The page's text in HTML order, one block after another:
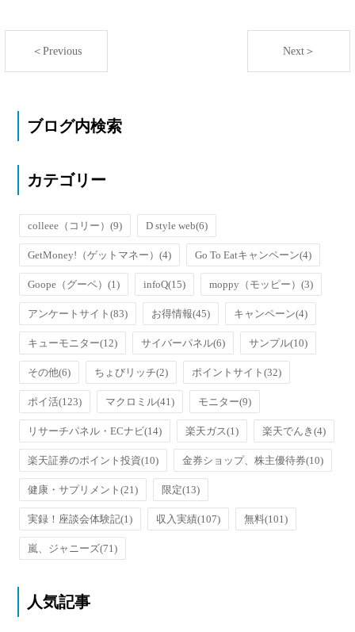
＜Previous Next＞
ブログ内検索
カテゴリー
colleee（コリー）(9) D style web(6)
GetMoney!（ゲットマネー）(4) Go To Eatキャンペーン(4)
Goope（グーペ）(1) infoQ(15) moppy（モッピー）(3)
アンケートサイト(83) お得情報(45) キャンペーン(4)
キューモニター(12) サイバーパネル(6) サンプル(10)
その他(6) ちょびリッチ(2) ポイントサイト(32)
ポイ活(123) マクロミル(41) モニター(9)
リサーチパネル・ECナビ(14) 楽天ガス(1) 楽天でんき(4)
楽天証券のポイント投資(10) 金券ショップ、株主優待券(10)
健康・サプリメント(21) 限定(13)
実録！座談会体験記(1) 収入実績(107) 無料(101)
嵐、ジャニーズ(71)
人気記事